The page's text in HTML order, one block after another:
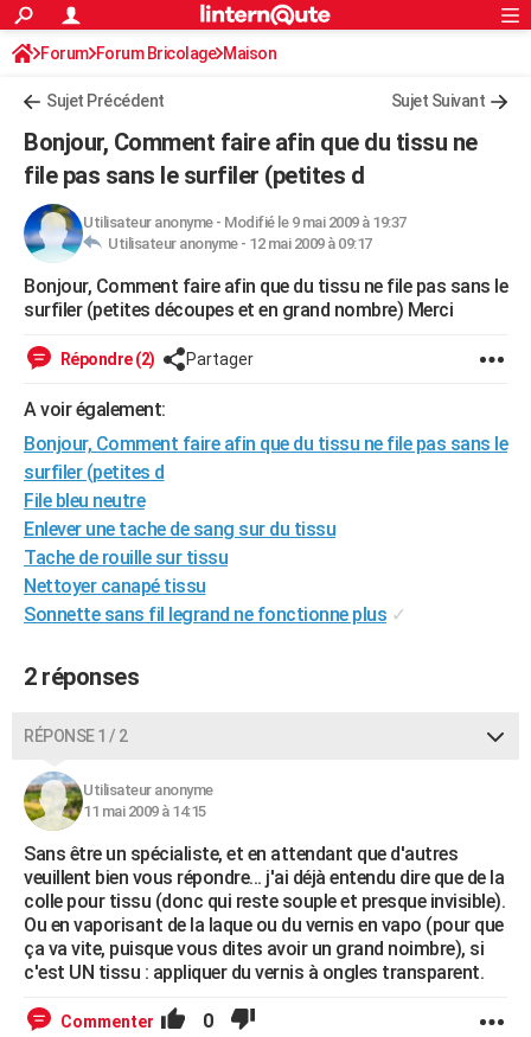
ACTUALITÉS
Politique
Société
Faits Divers
Education
Monde
Villes
+
Programme TV
TNTStreaming
Cinéma
Sorties cinéma
Musique
+FINANCE
Retraite
Impôts
Epargne
Immobilier
Risques naturels par ville
Banque
Assurance
Crédit
AUTO
Essais
Réserver un essai
Citadines
Berlines
SUV
Forum auto
HIGH-TECH
Mobiles
Meilleur smartphone
Internet
Ordinateurs
Jeux vidéo
Guide high-tech
+BRICOLAGE
Forum
Aménagement intérieur
Extérieur
Cuisine
Salle de bains
Jardinage
Rangement
WEEK-END
Guides de France
Escapades
Patrimoine
Expositions
Musées
Week-end nature
+LIFESTYLE
Art de vivre
Bien-être
Loisirs
Mode
Modes de vie
SANTE
Alimentation
Guide de la santé
Maladies
Médicaments
Sommeil
VOYAGE
Destinations
City break
Voyage nature
Voyage de noces
Forum
Climat
+PHOTO
GUIDES D'ACHAT
Carte de Noël
Carte Bonne année
Carte Saint-Valentin
Carte Pâques
Carte d'anniversaire
Dictionnaire
Biographies
Citations
Expressions
Proverbes
PROGRAMME TV
COPAINS D'AVANT
S'inscrire
Se connecter
Lycées
Collèges
Primaires
Universités
Entreprises
Service militaire
Avis de recherche
AVIS DE DÉCÈS
FORUM
S'inscrire
Connexion
Forum Forum Bricolage Maison
Sujet Précédent Sujet Suivant
Bonjour, Comment faire afin que du tissu ne
file pas sans le surfiler (petites d
Utilisateur anonyme- Modifié le 9 mai 2009 à 19:37
Utilisateur anonyme - 12 mai 2009 à 09:17
Bonjour, Comment faire afin que du tissu ne file pas sans le
surfiler (petites découpes et en grand nombre) Merci
Répondre (2) Partager
A voir également:
Bonjour, Comment faire afin que du tissu ne file pas sans le
surfiler (petites d
File bleu neutre
Enlever une tache de sang sur du tissu
Tache de rouille sur tissu
Nettoyer canapé tissu
Sonnette sans fil legrand ne fonctionne plus ✓
2 réponses
RÉPONSE 1 / 2
Utilisateur anonyme
11 mai 2009 à 14:15
Sans être un spécialiste, et en attendant que d'autres
veuillent bien vous répondre... j'ai déjà entendu dire que de la
colle pour tissu (donc qui reste souple et presque invisible).
Ou en vaporisant de la laque ou du vernis en vapo (pour que
ça va vite, puisque vous dites avoir un grand noimbre), si
c'est UN tissu : appliquer du vernis à ongles transparent.
Commenter 0